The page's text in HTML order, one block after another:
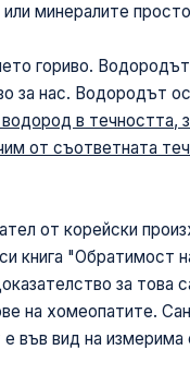
минералите
гориво. Водородът
за нас. Водородът
в течността,
от съответната
от корейски
книга "Обратимост
за това
на хомеопатите.
във вид на измерима